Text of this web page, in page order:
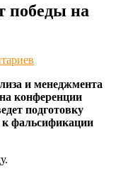
победы на
и менеджмента
конференции
подготовку
фальсификации